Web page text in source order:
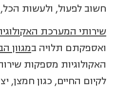
חשוב לפעול, ולעשות הכל,
שירותי המערכת
ואספקתם תלויה במגוון
האקולוגיות מספקות
לקיום החיים, כגון חמצן,